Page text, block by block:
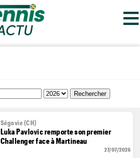
≡
Ségovie (CH)
Luka Pavlovic remporte son premier
Challenger face à Martineau
27/07/2026